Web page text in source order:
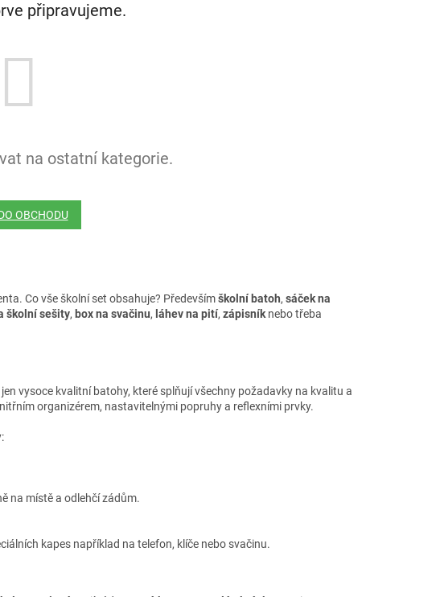
připravujeme.
na ostatní kategorie.
OBCHODU
Co vše školní set obsahuje? Předevšímškolní batoh, sáček na
školní sešity, box na svačinu, láhev na pití, zápisník nebo třeba
vysoce kvalitní batohy, které splňují všechny požadavky na kvalitu a
organizérem, nastavitelnými popruhy a reflexními prvky.
na místě a odlehčí zádům.
kapes například na telefon, klíče nebo svačinu.